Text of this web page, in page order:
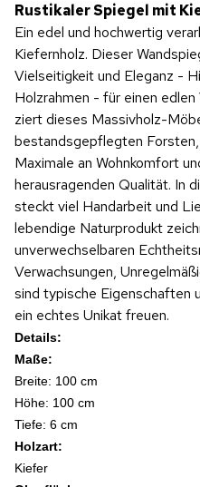
Rustikaler Spiegel mit
Ein edel und hochwertig
Kiefernholz. Dieser
Vielseitigkeit und Eleganz -
Holzrahmen - für einen
ziert dieses Massivholz-
bestandsgepflegten
Maximale an Wohnkomfort
herausragenden Qualität. In
steckt viel Handarbeit und
lebendige Naturprodukt
unverwechselbaren
Verwachsungen,
sind typische Eigenschaften
ein echtes Unikat freuen.
Details:
Maße:
Breite: 100 cm
Höhe: 100 cm
Tiefe: 6 cm
Holzart:
Kiefer